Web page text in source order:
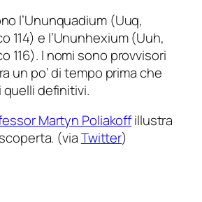
l’Ununquadium (Uuq,
114) e l’Ununhexium (Uuh,
116). I nomi sono provvisori
un po’ di tempo prima che
definitivi.
Martyn Poliakoffillustra
(viaTwitter)